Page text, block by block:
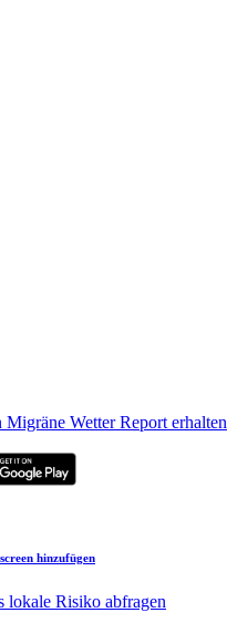
Wetter Report erhalten
hinzufügen
lokale Risiko abfragen